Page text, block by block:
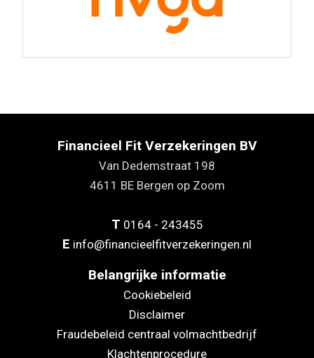
Financieel Fit Verzekeringen BV
Van Dedemstraat 198
4611 BE Bergen op Zoom
T 0164 - 243455
E info@financieelfitverzekeringen.nl
Belangrijke informatie
Cookiebeleid
Disclaimer
Fraudebeleid centraal volmachtbedrijf
Klachtenprocedure